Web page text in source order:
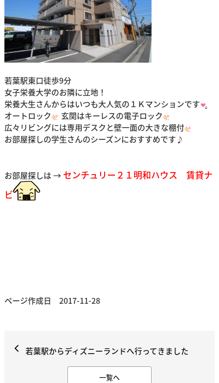
若葉駅東口徒歩9分
女子栄養大学のお隣に立地！
栄養大生さんからはいつも大人気の１Ｋマンションです
オートロック
玄関はキーレスの電子ロック
広々リビングには専用デスクと壁一面の大きな棚付
お部屋探しの学生さんのシーズンにおすすめです♪
お部屋探しは → センチュリー２１明和ハウス 賃貸ナ
ビ
ページ作成日 2017-11-28
若葉駅からディズニーランドへ行ってきました
一覧へ